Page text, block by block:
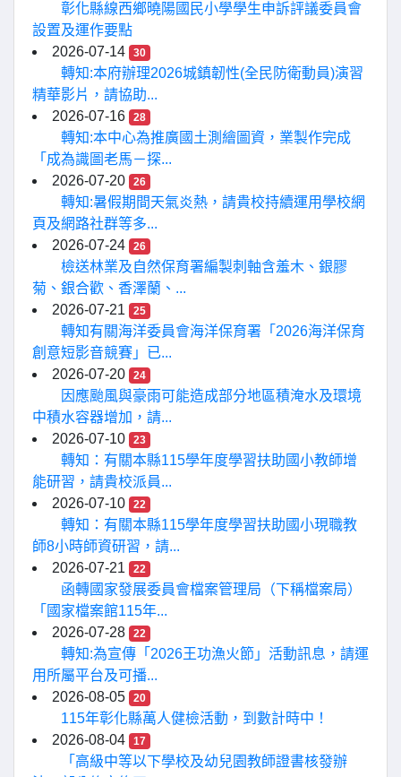
彰化縣線西鄉曉陽國民小學學生申訴評議委員會
設置及運作要點
2026-07-14
30
轉知:本府辦理2026城鎮韌性(全民防衛動員)演習
精華影片，請協助...
2026-07-16
28
轉知:本中心為推廣國土測繪圖資，業製作完成
「成為識圖老馬－探...
2026-07-20
26
轉知:暑假期間天氣炎熱，請貴校持續運用學校網
頁及網路社群等多...
2026-07-24
26
檢送林業及自然保育署編製刺軸含羞木、銀膠
菊、銀合歡、香澤蘭、...
2026-07-21
25
轉知有關海洋委員會海洋保育署「2026海洋保育
創意短影音競賽」已...
2026-07-20
24
因應颱風與豪雨可能造成部分地區積淹水及環境
中積水容器增加，請...
2026-07-10
23
轉知：有關本縣115學年度學習扶助國小教師增
能研習，請貴校派員...
2026-07-10
22
轉知：有關本縣115學年度學習扶助國小現職教
師8小時師資研習，請...
2026-07-21
22
函轉國家發展委員會檔案管理局（下稱檔案局）
「國家檔案館115年...
2026-07-28
22
轉知:為宣傳「2026王功漁火節」活動訊息，請運
用所屬平台及可播...
2026-08-05
20
115年彰化縣萬人健檢活動，到數計時中！
2026-08-04
17
「高級中等以下學校及幼兒園教師證書核發辦